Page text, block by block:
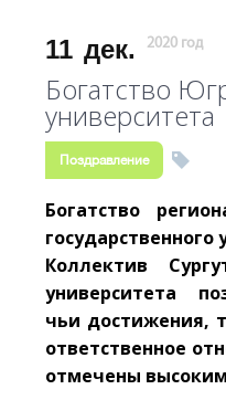
11 дек. 2020 год
Богатство
университета
Поздравление
Богатство
Коллектив
университета
чьи достижения,
ответственное
отмечены